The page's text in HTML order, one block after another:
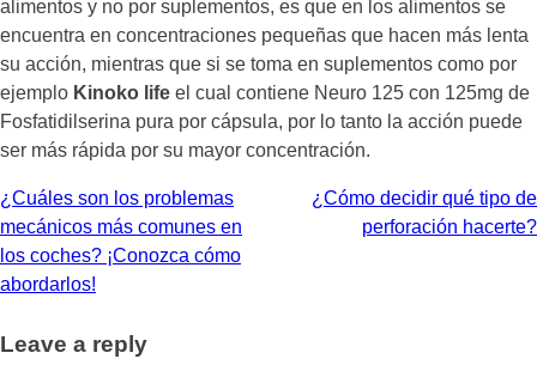
alimentos y no por suplementos, es que en los alimentos se
encuentra en concentraciones pequeñas que hacen más lenta
su acción, mientras que si se toma en suplementos como por
ejemplo Kinoko life el cual contiene Neuro 125 con 125mg de
Fosfatidilserina pura por cápsula, por lo tanto la acción puede
ser más rápida por su mayor concentración.
Navegación
de
entradas
¿Cuáles son los problemas
mecánicos más comunes en
los coches? ¡Conozca cómo
abordarlos!
¿Cómo decidir qué tipo de
perforación hacerte?
Leave a reply